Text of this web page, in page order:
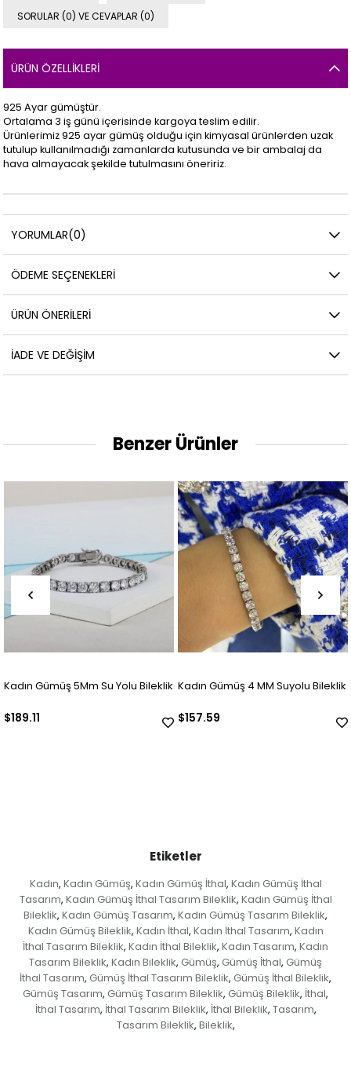
SORULAR (0) VE CEVAPLAR (0)
ÜRÜN ÖZELLIKLERI
925 Ayar gümüştür.
Ortalama 3 iş günü içerisinde kargoya teslim edilir.
Ürünlerimiz 925 ayar gümüş olduğu için kimyasal ürünlerden uzak
tutulup kullanılmadığı zamanlarda kutusunda ve bir ambalaj da
hava almayacak şekilde tutulmasını öneririz.
YORUMLAR(0)
ÖDEME SEÇENEKLERI
ÜRÜN ÖNERILERI
İADE VE DEĞIŞIM
Benzer Ürünler
Bileklik Kadın Gümüş 4 MM Suyolu Bileklik 925 Ayar Gümüş Ajda
$63.04
Etiketler
Kadın, Kadın Gümüş, Kadın Gümüş İthal, Kadın Gümüş İthal
Tasarım, Kadın Gümüş İthal Tasarım Bileklik, Kadın Gümüş İthal
Bileklik, Kadın Gümüş Tasarım, Kadın Gümüş Tasarım Bileklik,
Kadın Gümüş Bileklik, Kadın İthal, Kadın İthal Tasarım, Kadın
İthal Tasarım Bileklik, Kadın İthal Bileklik, Kadın Tasarım, Kadın
Tasarım Bileklik, Kadın Bileklik, Gümüş, Gümüş İthal, Gümüş
İthal Tasarım, Gümüş İthal Tasarım Bileklik, Gümüş İthal Bileklik,
Gümüş Tasarım, Gümüş Tasarım Bileklik, Gümüş Bileklik, İthal,
İthal Tasarım, İthal Tasarım Bileklik, İthal Bileklik, Tasarım,
Tasarım Bileklik, Bileklik,